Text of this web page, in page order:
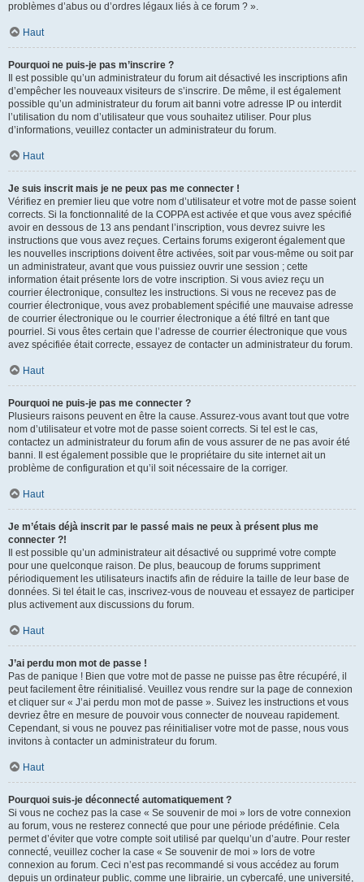
problèmes d’abus ou d’ordres légaux liés à ce forum ? ».
Haut
Pourquoi ne puis-je pas m’inscrire ?
Il est possible qu’un administrateur du forum ait désactivé les inscriptions afin
d’empêcher les nouveaux visiteurs de s’inscrire. De même, il est également
possible qu’un administrateur du forum ait banni votre adresse IP ou interdit
l’utilisation du nom d’utilisateur que vous souhaitez utiliser. Pour plus
d’informations, veuillez contacter un administrateur du forum.
Haut
Je suis inscrit mais je ne peux pas me connecter !
Vérifiez en premier lieu que votre nom d’utilisateur et votre mot de passe soient
corrects. Si la fonctionnalité de la COPPA est activée et que vous avez spécifié
avoir en dessous de 13 ans pendant l’inscription, vous devrez suivre les
instructions que vous avez reçues. Certains forums exigeront également que
les nouvelles inscriptions doivent être activées, soit par vous-même ou soit par
un administrateur, avant que vous puissiez ouvrir une session ; cette
information était présente lors de votre inscription. Si vous aviez reçu un
courrier électronique, consultez les instructions. Si vous ne recevez pas de
courrier électronique, vous avez probablement spécifié une mauvaise adresse
de courrier électronique ou le courrier électronique a été filtré en tant que
pourriel. Si vous êtes certain que l’adresse de courrier électronique que vous
avez spécifiée était correcte, essayez de contacter un administrateur du forum.
Haut
Pourquoi ne puis-je pas me connecter ?
Plusieurs raisons peuvent en être la cause. Assurez-vous avant tout que votre
nom d’utilisateur et votre mot de passe soient corrects. Si tel est le cas,
contactez un administrateur du forum afin de vous assurer de ne pas avoir été
banni. Il est également possible que le propriétaire du site internet ait un
problème de configuration et qu’il soit nécessaire de la corriger.
Haut
Je m’étais déjà inscrit par le passé mais ne peux à présent plus me
connecter ?!
Il est possible qu’un administrateur ait désactivé ou supprimé votre compte
pour une quelconque raison. De plus, beaucoup de forums suppriment
périodiquement les utilisateurs inactifs afin de réduire la taille de leur base de
données. Si tel était le cas, inscrivez-vous de nouveau et essayez de participer
plus activement aux discussions du forum.
Haut
J’ai perdu mon mot de passe !
Pas de panique ! Bien que votre mot de passe ne puisse pas être récupéré, il
peut facilement être réinitialisé. Veuillez vous rendre sur la page de connexion
et cliquer sur « J’ai perdu mon mot de passe ». Suivez les instructions et vous
devriez être en mesure de pouvoir vous connecter de nouveau rapidement.
Cependant, si vous ne pouvez pas réinitialiser votre mot de passe, nous vous
invitons à contacter un administrateur du forum.
Haut
Pourquoi suis-je déconnecté automatiquement ?
Si vous ne cochez pas la case « Se souvenir de moi » lors de votre connexion
au forum, vous ne resterez connecté que pour une période prédéfinie. Cela
permet d’éviter que votre compte soit utilisé par quelqu’un d’autre. Pour rester
connecté, veuillez cocher la case « Se souvenir de moi » lors de votre
connexion au forum. Ceci n’est pas recommandé si vous accédez au forum
depuis un ordinateur public, comme une librairie, un cybercafé, une université,